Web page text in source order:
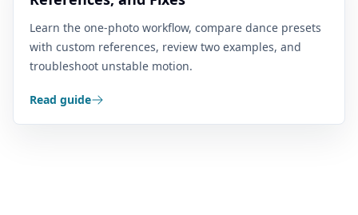
Learn the one-photo workflow, compare dance presets
with custom references, review two examples, and
troubleshoot unstable motion.
Read guide